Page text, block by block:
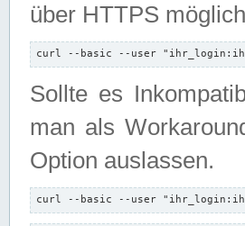
über HTTPS
curl --basic --user
Sollte es
man als
Option auslassen.
curl --basic --user